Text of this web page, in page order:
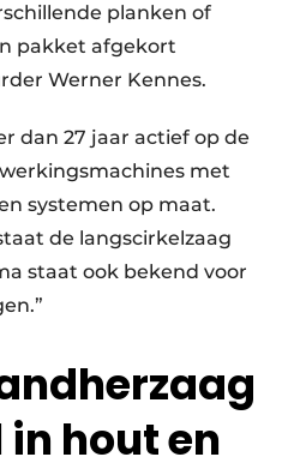
planken of
pakket afgekort
Werner Kennes.
dan 27 jaar actief op de
met
systemen op maat.
de langscirkelzaag
staat ook bekend voor
hout en